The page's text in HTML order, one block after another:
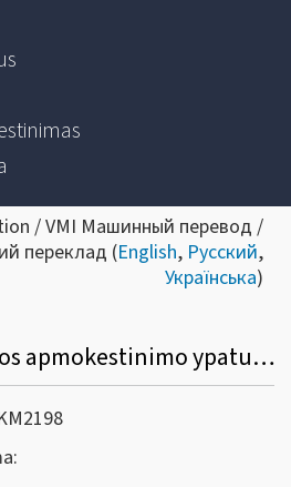
/ VMI Машинный перевод /
переклад (English, Русский,
Українська)
Trikampės prekybos apmokestinimo ypatumai, praktiniai pavyzdžiai, deklaravimo taisyklės, PVM pakeitimai nuo 2019 m.